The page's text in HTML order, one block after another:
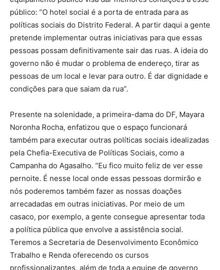
público: “O hotel social é a porta de entrada para as
políticas sociais do Distrito Federal. A partir daqui a gente
pretende implementar outras iniciativas para que essas
pessoas possam definitivamente sair das ruas. A ideia do
governo não é mudar o problema de endereço, tirar as
pessoas de um local e levar para outro. É dar dignidade e
condições para que saiam da rua”.
Presente na solenidade, a primeira-dama do DF, Mayara
Noronha Rocha, enfatizou que o espaço funcionará
também para executar outras políticas sociais idealizadas
pela Chefia-Executiva de Políticas Sociais, como a
Campanha do Agasalho. “Eu fico muito feliz de ver esse
pernoite. É nesse local onde essas pessoas dormirão e
nós poderemos também fazer as nossas doações
arrecadadas em outras iniciativas. Por meio de um
casaco, por exemplo, a gente consegue apresentar toda
a política pública que envolve a assistência social.
Teremos a Secretaria de Desenvolvimento Econômico
Trabalho e Renda oferecendo os cursos
profissionalizantes, além de toda a equipe de governo